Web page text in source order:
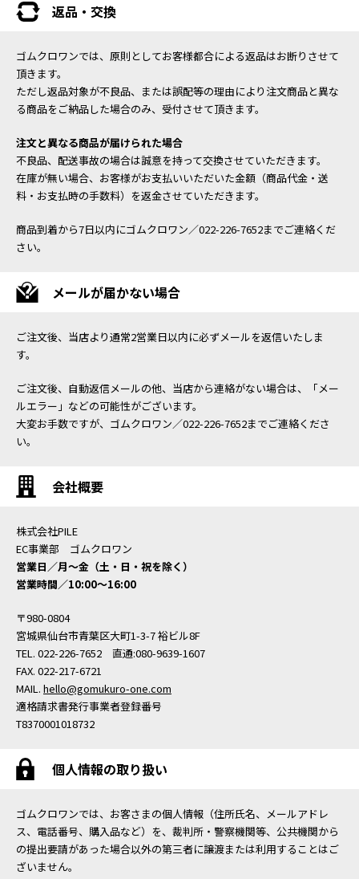
返品・交換
ゴムクロワンでは、原則としてお客様都合による返品はお断りさせて
頂きます。
ただし返品対象が不良品、または誤配等の理由により注文商品と異な
る商品をご納品した場合のみ、受付させて頂きます。
注文と異なる商品が届けられた場合
不良品、配送事故の場合は誠意を持って交換させていただきます。
在庫が無い場合、お客様がお支払いいただいた金額（商品代金・送
料・お支払時の手数料）を返金させていただきます。
商品到着から7日以内にゴムクロワン／022-226-7652までご連絡くだ
さい。
メールが届かない場合
ご注文後、当店より通常2営業日以内に必ずメールを返信いたしま
す。
ご注文後、自動返信メールの他、当店から連絡がない場合は、「メー
ルエラー」などの可能性がございます。
大変お手数ですが、ゴムクロワン／022-226-7652までご連絡くださ
い。
会社概要
株式会社PILE
EC事業部 ゴムクロワン
営業日／月〜金（土・日・祝を除く）
営業時間／10:00〜16:00
〒980-0804
宮城県仙台市青葉区大町1-3-7 裕ビル8F
TEL. 022-226-7652 直通:080-9639-1607
FAX. 022-217-6721
MAIL. hello@gomukuro-one.com
適格請求書発行事業者登録番号
T8370001018732
個人情報の取り扱い
ゴムクロワンでは、お客さまの個人情報（住所氏名、メールアドレ
ス、電話番号、購入品など）を、裁判所・警察機関等、公共機関から
の提出要請があった場合以外の第三者に譲渡または利用することはご
ざいません。